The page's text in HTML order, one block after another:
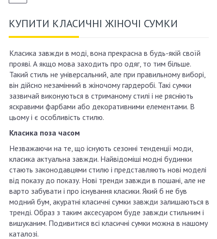
КУПИТИ КЛАСИЧНІ ЖІНОЧІ СУМКИ
Класика завжди в моді, вона прекрасна в будь-якій своїй
прояві. А якщо мова заходить про одяг, то тим більше.
Такий стиль не універсальний, але при правильному виборі,
він дійсно незамінний в жіночому гардеробі. Такі сумки
зазвичай виконуються в стриманому стилі і не рясніють
яскравими фарбами або декоративними елементами. В
цьому і є особливість стилю.
Класика поза часом
Незважаючи на те, що існують сезонні тенденції моди,
класика актуальна завжди. Найвідоміші модні будинки
стають законодавцями стилю і представляють нові моделі
від показу до показу. Нові тренди завжди в пошані, але не
варто забувати і про існування класики. Який б не був
модний бум, акуратні класичні сумки завжди залишаються в
тренді. Образ з таким аксесуаром буде завжди стильним і
вишуканим. Подивитися всі класичні сумки можна в нашому
каталозі.